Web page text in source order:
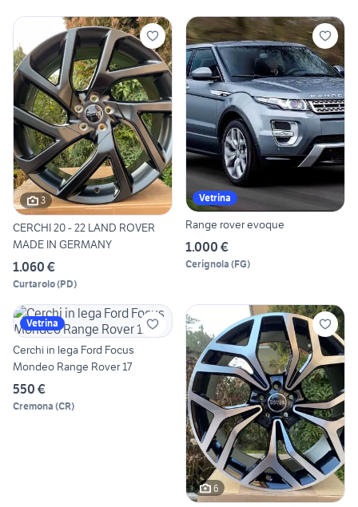
3
CERCHI 20 - 22 LAND ROVER
MADE IN GERMANY
1.060 €
Curtarolo(PD)
Vetrina
Range rover evoque
1.000 €
Cerignola (FG)
Vetrina
Cerchi in lega Ford Focus
Mondeo Range Rover 17
550 €
Cremona (CR)
6